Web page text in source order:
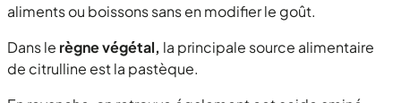
aliments ou boissons sans en modifier le goût.
Dans le règne végétal, la principale source alimentaire
de citrulline est la pastèque.